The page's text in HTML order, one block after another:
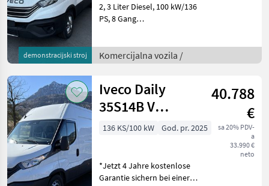
demonstracijski stroj
2, 3 Liter Diesel, 100 kW/136
PS, 8 Gang
Laderaumlänge 3540 mm
Dachhöhe Kastenwagen
[1900mm] Seite
Komercijalna vozila /
Iveco Daily
35S14B V
Kastenwagen
33.990,- net
40.788
€
sa 20% PDV-
a
33.990 €
neto
136 KS/100 kW God. pr. 2025
*Jetzt 4 Jahre kostenlose
Garantie sichern bei einer